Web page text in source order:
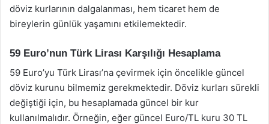
döviz kurlarının dalgalanması, hem ticaret hem de
bireylerin günlük yaşamını etkilemektedir.
59 Euro’nun Türk Lirası Karşılığı Hesaplama
59 Euro’yu Türk Lirası’na çevirmek için öncelikle güncel
döviz kurunu bilmemiz gerekmektedir. Döviz kurları sürekli
değiştiği için, bu hesaplamada güncel bir kur
kullanılmalıdır. Örneğin, eğer güncel Euro/TL kuru 30 TL